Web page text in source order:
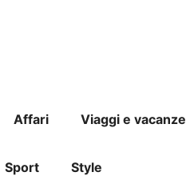
Affari Viaggi e vacanze
Sport Style